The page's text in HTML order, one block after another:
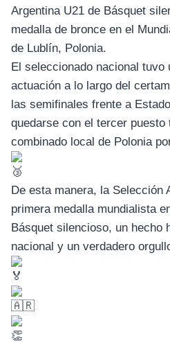
Argentina U21 de Básquet
medalla de bronce en el
de Lublín, Polonia.
El seleccionado nacional tuvo
actuación a lo largo del
las semifinales frente a
quedarse con el tercer puesto
combinado local de Polonia
De esta manera, la Selección
primera medalla mundialista
Básquet silencioso, un hecho
nacional y un verdadero